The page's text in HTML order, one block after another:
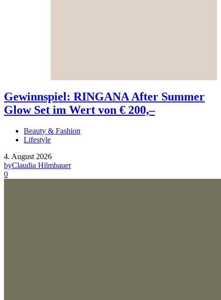
Gewinnspiel: RINGANA After Summer
Glow Set im Wert von € 200,–
Beauty & Fashion
Lifestyle
4. August 2026
byClaudia Hilmbauer
0